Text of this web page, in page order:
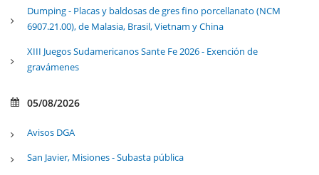
Dumping - Placas y baldosas de gres fino porcellanato (NCM
6907.21.00), de Malasia, Brasil, Vietnam y China
XIII Juegos Sudamericanos Sante Fe 2026 - Exención de
gravámenes
05/08/2026
Avisos DGA
San Javier, Misiones - Subasta pública